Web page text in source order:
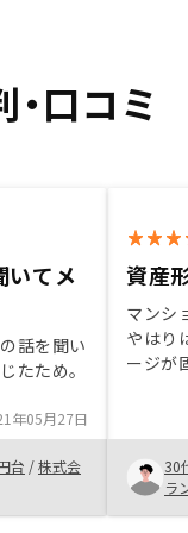
口コミ
いてメ
話を聞い
たため。
年05月27日
台 /株式会
資産
マンシ
やはり
ージが
良く
した。
用し
みに魅
スクで
30
ラ